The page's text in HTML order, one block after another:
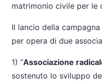
matrimonio civile per le
Il lancio della
per opera di due
1) “Associazione
sostenuto lo sviluppo